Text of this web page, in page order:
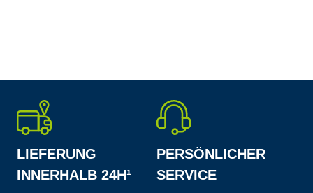
LIEFERUNG
INNERHALB 24H¹
PERSÖNLICHER
SERVICE